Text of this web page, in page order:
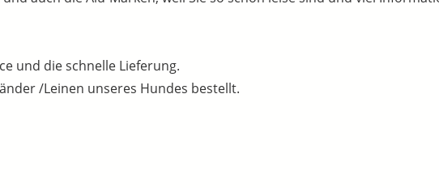
und die schnelle Lieferung.
/Leinen unseres Hundes bestellt.